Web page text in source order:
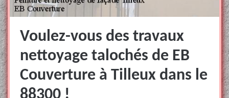
Voulez-vous des travaux
nettoyage talochés de EB
Couverture à Tilleux dans le